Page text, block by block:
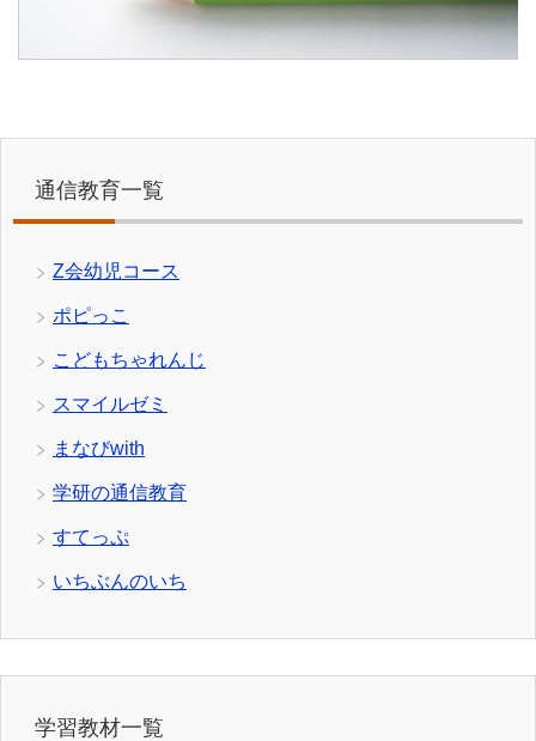
通信教育一覧
Z会幼児コース
ポピっこ
こどもちゃれんじ
スマイルゼミ
まなびwith
学研の通信教育
すてっぷ
いちぶんのいち
学習教材一覧